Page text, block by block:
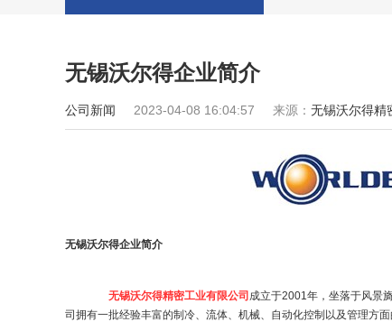
无锡沃尔得企业简介
公司新闻 2023-04-08 16:04:57 来源： 无锡沃尔得精
无锡沃尔得企业简介
无锡沃尔得精密工业有限公司 成立于2001年，坐落于风景
司拥有一批经验丰富的制冷、流体、机械、自动化控制以及管理方面